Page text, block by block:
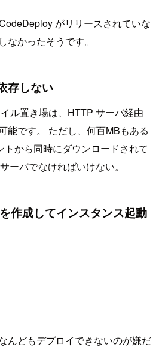
がリリースされていな
かったそうです。
存しない
ル置き場は、HTTP サーバ経由
能です。 ただし、何百MBもある
から同時にダウンロードされて
ーバでなければいけない。
作成してインスタンス起動
んどもデプロイできないのが嫌だ